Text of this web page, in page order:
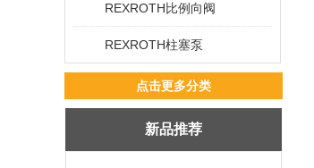
REXROTH比例向阀
REXROTH柱塞泵
点击更多分类
新品推荐